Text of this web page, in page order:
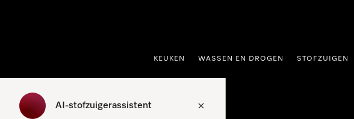
KEUKEN WASSEN EN DROGEN STOFZUIGEN
AI-stofzuigerassistent